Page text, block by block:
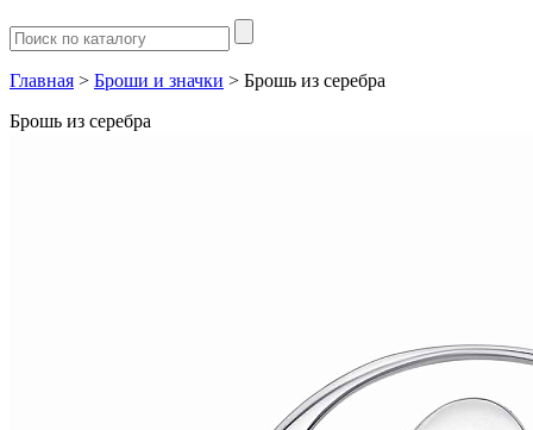
Главная > Броши и значки > Брошь из серебра
Брошь из серебра